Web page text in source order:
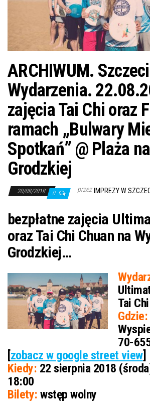
ARCHIWUM.
Wydarzenia.
zajęcia Tai Chi oraz
ramach „Bulwary
Spotkań” @ Plaża
Grodzkiej
20/08/2018 0 przez IMPREZY W
bezpłatne zajęcia
oraz Tai Chi Chuan na
Grodzkiej…
Tai
Gdzie:
70-
[zobacz w google street view]
Kiedy: 22 sierpnia 2018
18:00
Bilety: wstęp wolny